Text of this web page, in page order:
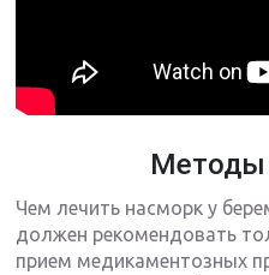
Методы
Чем лечить насморк у
должен рекомендовать
прием медикаментозных